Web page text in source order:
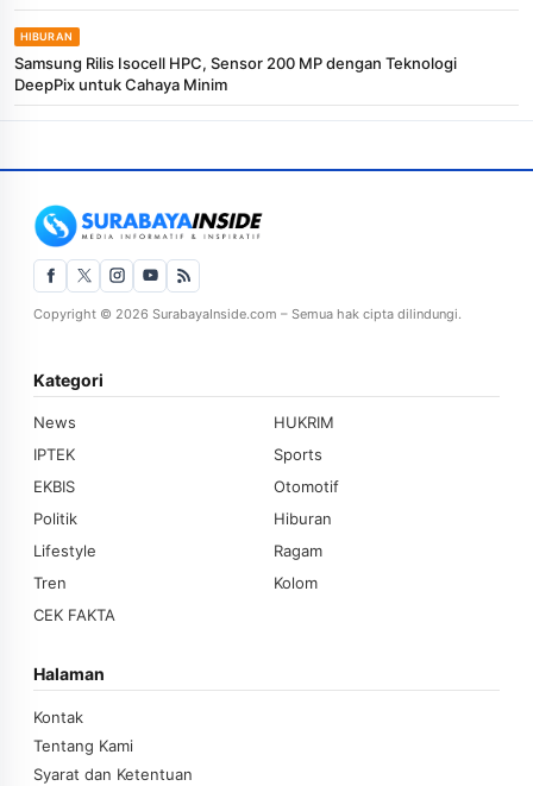
HIBURAN
Samsung Rilis Isocell HPC, Sensor 200 MP dengan Teknologi
DeepPix untuk Cahaya Minim
Copyright © 2026 SurabayaInside.com – Semua hak cipta dilindungi.
Kategori
News
HUKRIM
IPTEK
Sports
EKBIS
Otomotif
Politik
Hiburan
Lifestyle
Ragam
Tren
Kolom
CEK FAKTA
Halaman
Kontak
Tentang Kami
Syarat dan Ketentuan